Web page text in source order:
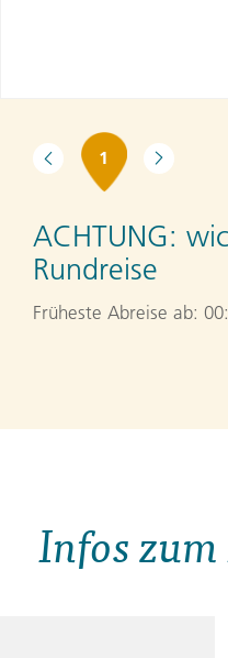
1
ACHTUNG:
Rundreise
Früheste Abreise ab:
Infos